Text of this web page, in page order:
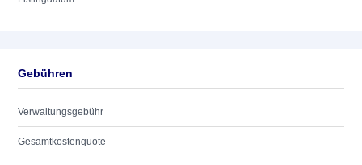
Gebühren
Verwaltungsgebühr
Gesamtkostenquote